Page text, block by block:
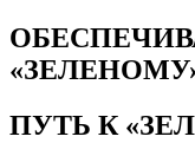
ПУТЬ К